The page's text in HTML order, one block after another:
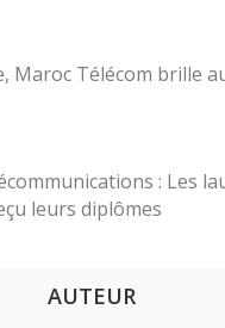
Maroc Télécom brille
: Les
leurs diplômes
AUTEUR